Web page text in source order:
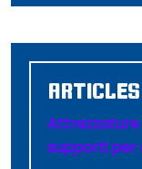
Attrezzature
supporti per